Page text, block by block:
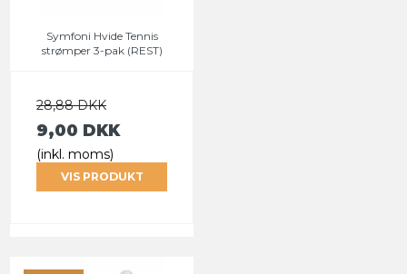
Symfoni Hvide Tennis
strømper 3-pak (REST)
28,88 DKK
9,00 DKK
(inkl. moms)
VIS PRODUKT